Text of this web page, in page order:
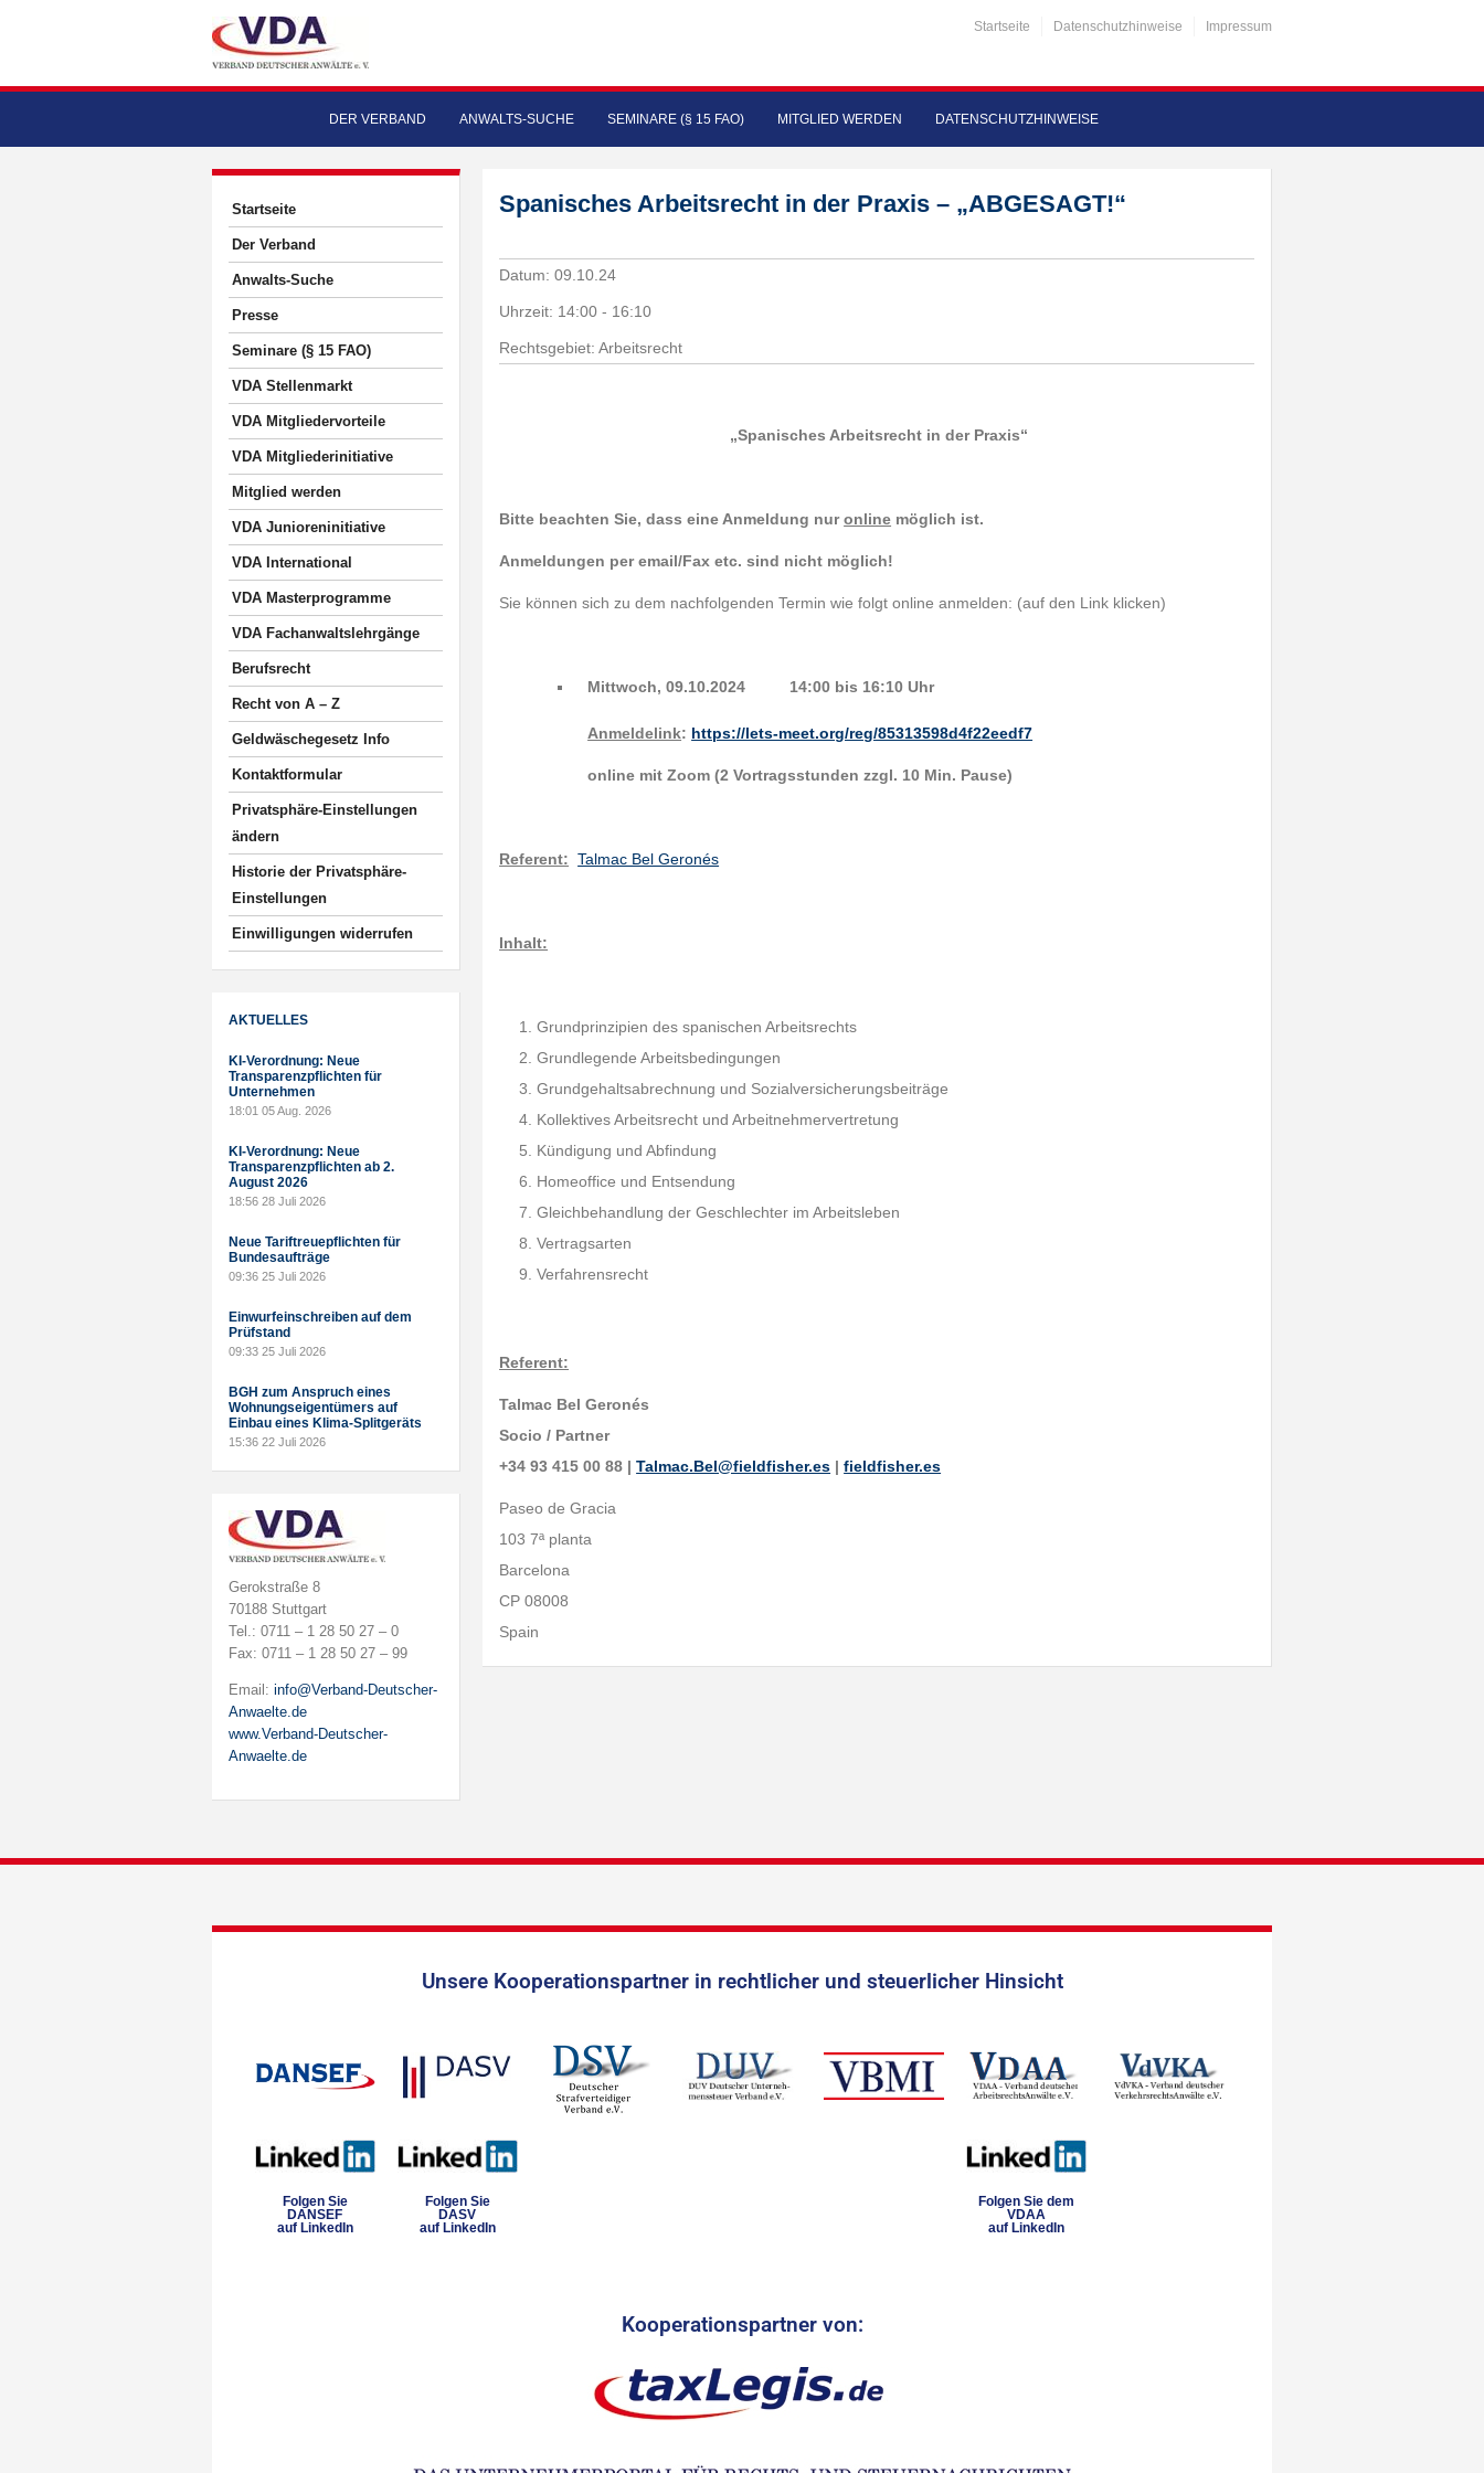
Startseite Datenschutzhinweise Impressum
DER VERBAND ANWALTS-SUCHE SEMINARE (§ 15 FAO) MITGLIED WERDEN DATENSCHUTZHINWEISE
Startseite
Der Verband
Anwalts-Suche
Presse
Seminare (§ 15 FAO)
VDA Stellenmarkt
VDA Mitgliedervorteile
VDA Mitgliederinitiative
Mitglied werden
VDA Junioreninitiative
VDA International
VDA Masterprogramme
VDA Fachanwaltslehrgänge
Berufsrecht
Recht von A – Z
Geldwäschegesetz Info
Kontaktformular
Privatsphäre-Einstellungen
ändern
Historie der Privatsphäre-
Einstellungen
Einwilligungen widerrufen
AKTUELLES
KI-Verordnung: Neue
Transparenzpflichten für
Unternehmen
18:01 05 Aug. 2026
KI-Verordnung: Neue
Transparenzpflichten ab 2.
August 2026
18:56 28 Juli 2026
Neue Tariftreuepflichten für
Bundesaufträge
09:36 25 Juli 2026
Einwurfeinschreiben auf dem
Prüfstand
09:33 25 Juli 2026
BGH zum Anspruch eines
Wohnungseigentümers auf
Einbau eines Klima-Splitgeräts
15:36 22 Juli 2026
Gerokstraße 8
70188 Stuttgart
Tel.: 0711 – 1 28 50 27 – 0
Fax: 0711 – 1 28 50 27 – 99
Email: info@Verband-Deutscher-
Anwaelte.de
www.Verband-Deutscher-
Anwaelte.de
Spanisches Arbeitsrecht in der Praxis – „ABGESAGT!“
Datum:09.10.24
Uhrzeit: 14:00 - 16:10
Rechtsgebiet: Arbeitsrecht
„Spanisches Arbeitsrecht in der Praxis“
Bitte beachten Sie, dass eine Anmeldung nuronline möglich ist.
Anmeldungen per email/Fax etc. sind nicht möglich!
Sie können sich zu dem nachfolgenden Termin wie folgt online anmelden: (auf den Link klicken)
Mittwoch, 09.10.2024 14:00 bis 16:10 Uhr
Anmeldelink: https://lets-meet.org/reg/85313598d4f22eedf7
online mit Zoom (2 Vortragsstunden zzgl. 10 Min. Pause)
Referent: Talmac Bel Geronés
Inhalt:
Grundprinzipien des spanischen Arbeitsrechts
Grundlegende Arbeitsbedingungen
Grundgehaltsabrechnung und Sozialversicherungsbeiträge
Kollektives Arbeitsrecht und Arbeitnehmervertretung
Kündigung und Abfindung
Homeoffice und Entsendung
Gleichbehandlung der Geschlechter im Arbeitsleben
Vertragsarten
Verfahrensrecht
Referent:
Talmac Bel Geronés
Socio / Partner
+34 93 415 00 88 |Talmac.Bel@fieldfisher.es |fieldfisher.es
Paseo de Gracia
103 7ª planta
Barcelona
CP 08008
Spain
Unsere Kooperationspartner in rechtlicher und steuerlicher Hinsicht
Folgen Sie
DANSEF
auf LinkedIn
Folgen Sie
DASV
auf LinkedIn
Folgen Sie dem
VDAA
auf LinkedIn
Kooperationspartner von: